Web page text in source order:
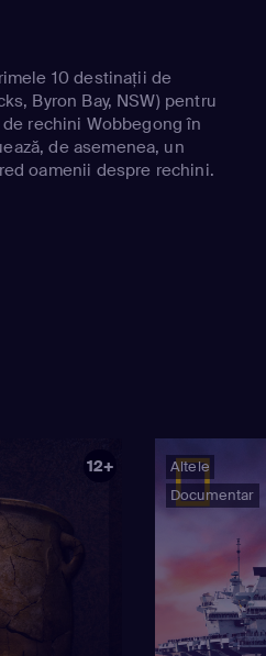
10 destinaţii de
Byron Bay, NSW) pentru
rechini Wobbegong în
de asemenea, un
oamenii despre rechini.
12+
Altele
Documentar